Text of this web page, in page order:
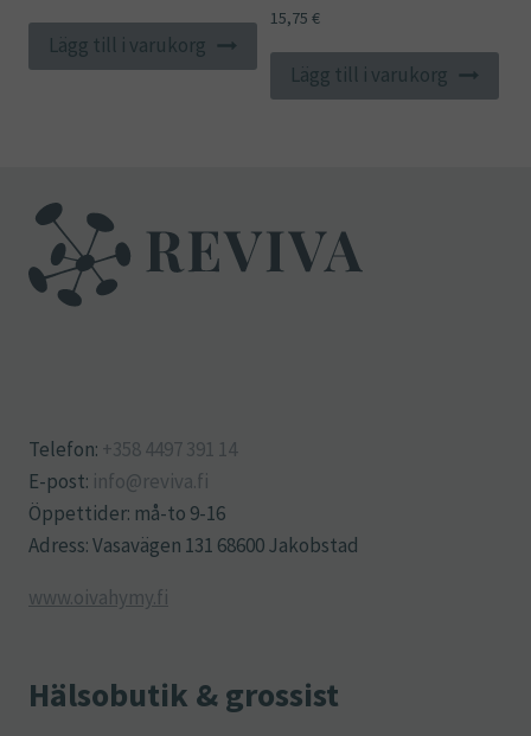
Lägg till i varukorg
15,75 €
Lägg till i varukorg
Telefon: +358 4497 391 14
E-post: info@reviva.fi
Öppettider: må-to 9-16
Adress: Vasavägen 131 68600 Jakobstad
www.oivahymy.fi
Hälsobutik & grossist